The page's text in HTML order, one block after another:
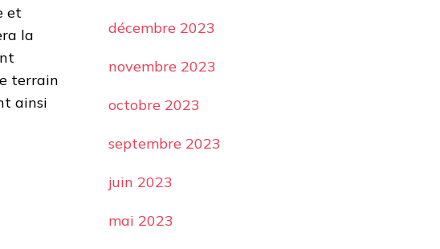
et
la
terrain
ainsi
décembre 2023
novembre 2023
octobre 2023
septembre 2023
juin 2023
mai 2023